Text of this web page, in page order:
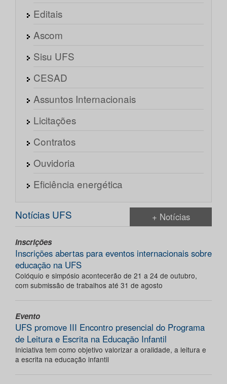
Editais
Ascom
Sisu UFS
CESAD
Assuntos Internacionais
Licitações
Contratos
Ouvidoria
Eficiência energética
Notícias UFS + Notícias
Inscrições
Inscrições abertas para eventos internacionais sobre
educação na UFS
Colóquio e simpósio acontecerão de 21 a 24 de outubro,
com submissão de trabalhos até 31 de agosto
Evento
UFS promove III Encontro presencial do Programa
de Leitura e Escrita na Educação Infantil
Iniciativa tem como objetivo valorizar a oralidade, a leitura e
a escrita na educação infantil